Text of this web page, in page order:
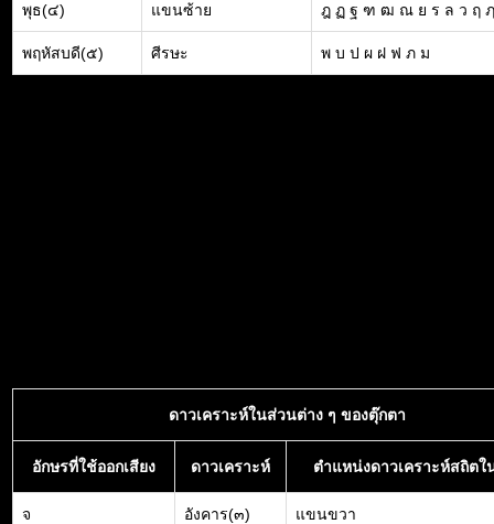
พุธ(๔) แขนซ้าย ฎ ฏ ฐ ฑ ฒ ณ ย ร ล ว ฤ ฦ
พฤหัสบดี(๕) ศีรษะ พ บ ป ผ ฝ ฟ ภ ม
ดาวเคราะห์ในส่วนต่าง ๆ ของตุ๊กตา
อักษรที่ใช้ออกเสียง ดาวเคราะห์ ตำแหน่งดาวเคราะห์สถิตใ
จ อังคาร(๓) แขนขวา